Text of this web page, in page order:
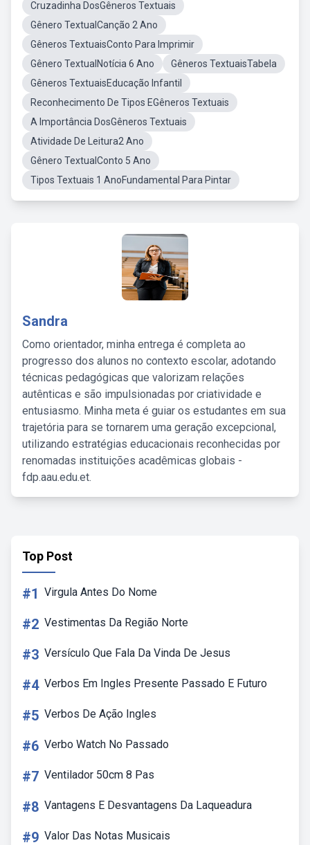
Cruzadinha DosGêneros Textuais
Gênero TextualCanção 2 Ano
Gêneros TextuaisConto Para Imprimir
Gênero TextualNotícia 6 Ano
Gêneros TextuaisTabela
Gêneros TextuaisEducação Infantil
Reconhecimento De Tipos EGêneros Textuais
A Importância DosGêneros Textuais
Atividade De Leitura2 Ano
Gênero TextualConto 5 Ano
Tipos Textuais 1 AnoFundamental Para Pintar
Sandra
Como orientador, minha entrega é completa ao
progresso dos alunos no contexto escolar, adotando
técnicas pedagógicas que valorizam relações
autênticas e são impulsionadas por criatividade e
entusiasmo. Minha meta é guiar os estudantes em sua
trajetória para se tornarem uma geração excepcional,
utilizando estratégias educacionais reconhecidas por
renomadas instituições acadêmicas globais -
fdp.aau.edu.et.
Top Post
#1 Virgula Antes Do Nome
#2 Vestimentas Da Região Norte
#3 Versículo Que Fala Da Vinda De Jesus
#4 Verbos Em Ingles Presente Passado E Futuro
#5 Verbos De Ação Ingles
#6 Verbo Watch No Passado
#7 Ventilador 50cm 8 Pas
#8 Vantagens E Desvantagens Da Laqueadura
#9 Valor Das Notas Musicais